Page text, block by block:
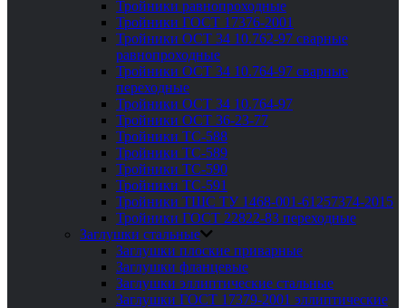
Тройники равнопроходные
Тройники ГОСТ 17376-2001
Тройники ОСТ 34 10.762-97 сварные
равнопроходные
Тройники ОСТ 34 10.764-97 сварные
переходные
Тройники ОСТ 34 10.764-97
Тройники ОСТ 36-23-77
Тройники ТС-588
Тройники ТС-589
Тройники ТС-590
Тройники ТС-591
Тройники ТШС ТУ 1468-001-61257374-2015
Тройники ГОСТ 22822-83 переходные
Заглушки стальные
Заглушки плоские приварные
Заглушки фланцевые
Заглушки эллиптические стальные
Заглушки ГОСТ 17379-2001 эллиптические